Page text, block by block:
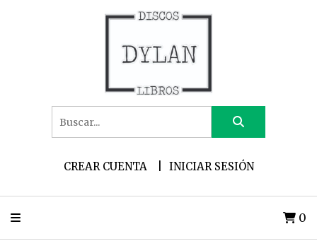
CREAR CUENTA INICIAR SESIÓN
0